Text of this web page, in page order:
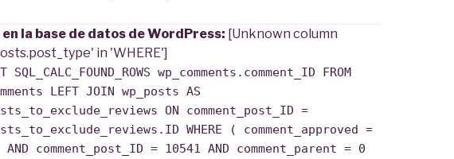
la base de datos de WordPress: [Unknown column
in 'WHERE']
SQL_CALC_FOUND_ROWS wp_comments.comment_ID FROM
LEFT JOIN wp_posts AS
ON comment_post_ID =
WHERE ( comment_approved =
comment_post_ID = 10541 AND comment_parent = 0